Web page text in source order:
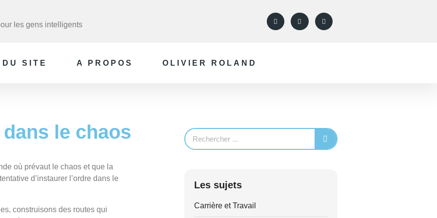
les gens intelligents
SITE A PROPOS OLIVIER ROLAND
le chaos
où prévaut le chaos et que la
d’instaurer l’ordre dans le
construisons des routes qui
Les sujets
Carrière et Travail